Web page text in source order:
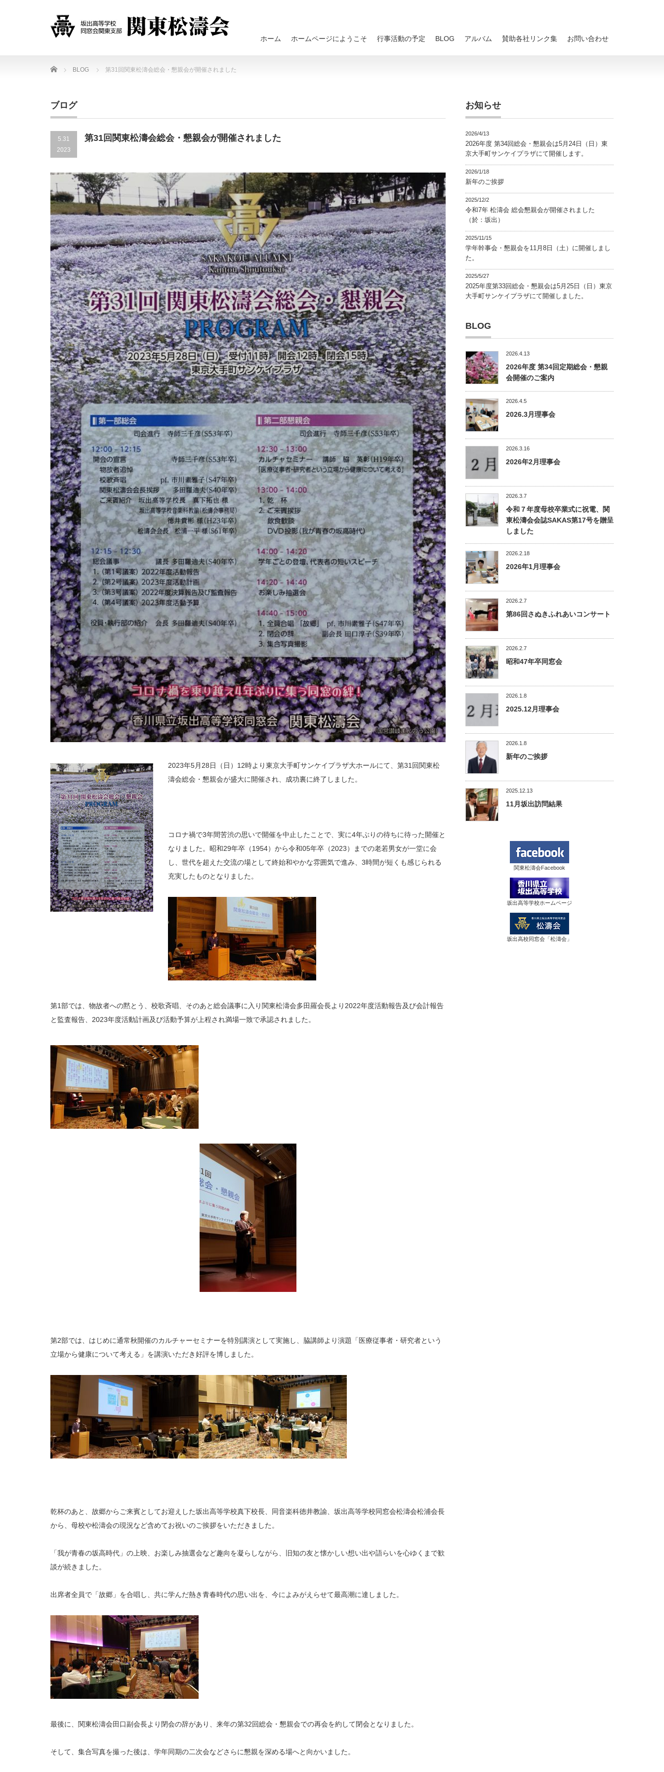
ホーム ホームページにようこそ 行事活動の予定 BLOG アルバム 賛助各社リンク集 お問い合わせ
Home BLOG 第31回関東松濤会総会・懇親会が開催されました
ブログ
5.31
2023
第31回関東松濤会総会・懇親会が開催されました
2023年5月28日（日）12時より東京大手町サンケイプラザ大ホールにて、第31回関東松
濤会総会・懇親会が盛大に開催され、成功裏に終了しました。
コロナ禍で3年間苦渋の思いで開催を中止したことで、実に4年ぶりの待ちに待った開催と
なりました。昭和29年卒（1954）から令和05年卒（2023）までの老若男女が一堂に会
し、世代を超えた交流の場として終始和やかな雰囲気で進み、3時間が短くも感じられる
充実したものとなりました。
第1部では、物故者への黙とう、校歌斉唱、そのあと総会議事に入り関東松濤会多田羅会長より2022年度活動報告及び会計報告
と監査報告、2023年度活動計画及び活動予算が上程され満場一致で承認されました。
第2部では、はじめに通常秋開催のカルチャーセミナーを特別講演として実施し、脇講師より演題「医療従事者・研究者という
立場から健康について考える」を講演いただき好評を博しました。
乾杯のあと、故郷からご来賓としてお迎えした坂出高等学校真下校長、同音楽科徳井教諭、坂出高等学校同窓会松濤会松浦会長
から、母校や松濤会の現況など含めてお祝いのご挨拶をいただきました。
「我が青春の坂高時代」の上映、お楽しみ抽選会など趣向を凝らしながら、旧知の友と懐かしい想い出や語らいを心ゆくまで歓
談が続きました。
出席者全員で「故郷」を合唱し、共に学んだ熱き青春時代の思い出を、今によみがえらせて最高潮に達しました。
最後に、関東松濤会田口副会長より閉会の辞があり、来年の第32回総会・懇親会での再会を約して閉会となりました。
そして、集合写真を撮った後は、学年同期の二次会などさらに懇親を深める場へと向かいました。
お知らせ
2026/4/13
2026年度 第34回総会・懇親会は5月24日（日）東
京大手町サンケイプラザにて開催します。
2026/1/18
新年のご挨拶
2025/12/2
令和7年 松濤会 総会懇親会が開催されました
（於：坂出）
2025/11/15
学年幹事会・懇親会を11月8日（土）に開催しまし
た。
2025/5/27
2025年度第33回総会・懇親会は5月25日（日）東京
大手町サンケイプラザにて開催しました。
BLOG
2026.4.13
2026年度 第34回定期総会・懇親
会開催のご案内
2026.4.5
2026.3月理事会
2026.3.16
2026年2月理事会
2026.3.7
令和７年度母校卒業式に祝電、関
東松濤会会誌SAKAS第17号を贈呈
しました
2026.2.18
2026年1月理事会
2026.2.7
第86回さぬきふれあいコンサート
2026.2.7
昭和47年卒同窓会
2026.1.8
2025.12月理事会
2026.1.8
新年のご挨拶
2025.12.13
11月坂出訪問結果
関東松濤会Facebook
坂出高等学校ホームページ
坂出高校同窓会「松濤会」